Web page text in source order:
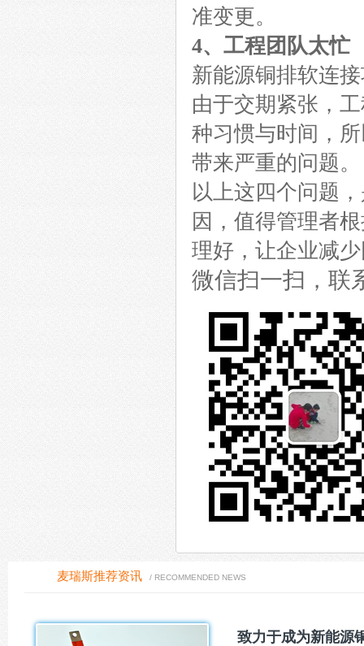
准变更。
4、工程团队太忙
新能源铜排软连
由于交期紧张，
种习惯与时间，
带来严重的问题。
以上这四个问题
因，值得管理者
理好，让企业减
微信扫一扫，联
麦瑞斯推荐资讯 / RECOMMENDED NEWS
致力于成为新能源